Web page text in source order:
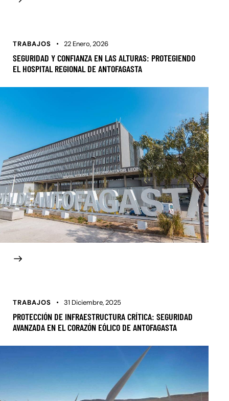
TRABAJOS 22 Enero, 2026
SEGURIDAD Y CONFIANZA EN LAS ALTURAS: PROTEGIENDO
EL HOSPITAL REGIONAL DE ANTOFAGASTA
TRABAJOS 31 Diciembre, 2025
PROTECCIÓN DE INFRAESTRUCTURA CRÍTICA: SEGURIDAD
AVANZADA EN EL CORAZÓN EÓLICO DE ANTOFAGASTA